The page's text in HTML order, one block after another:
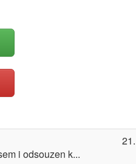
i odsouzen k...